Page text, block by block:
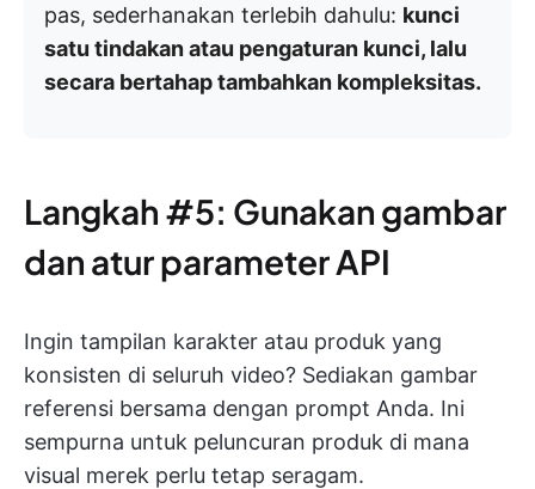
pas, sederhanakan terlebih dahulu: kunci
satu tindakan atau pengaturan kunci, lalu
secara bertahap tambahkan kompleksitas.
Langkah #5: Gunakan gambar
dan atur parameter API
Ingin tampilan karakter atau produk yang
konsisten di seluruh video? Sediakan gambar
referensi bersama dengan prompt Anda. Ini
sempurna untuk peluncuran produk di mana
visual merek perlu tetap seragam.